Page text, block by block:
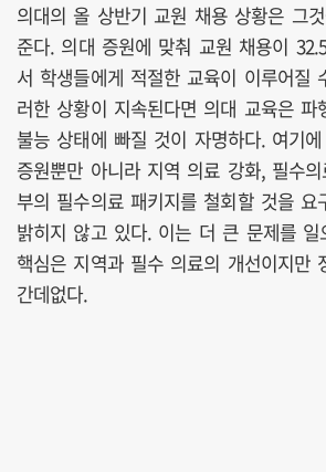
의대의 올 상반기 교원 채용 상황은 그
준다. 의대 증원에 맞춰 교원 채용이
서 학생들에게 적절한 교육이 이루어질
러한 상황이 지속된다면 의대 교육은 파
불능 상태에 빠질 것이 자명하다. 여기
증원뿐만 아니라 지역 의료 강화, 필수
부의 필수의료 패키지를 철회할 것을 요
밝히지 않고 있다. 이는 더 큰 문제를 일
핵심은 지역과 필수 의료의 개선이지만
간데없다.